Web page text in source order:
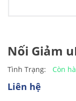
Nối Giảm
Tình Trạng: Còn
Liên hệ